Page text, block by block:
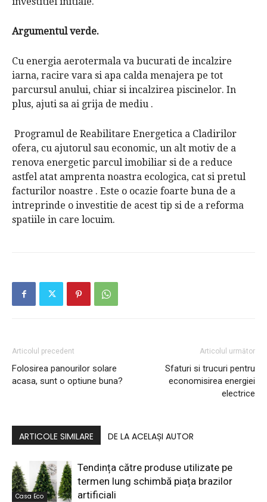
Argumentul verde.
Cu energia aerotermala va bucurati de incalzire
iarna, racire vara si apa calda menajera pe tot
parcursul anului, chiar si incalzirea piscinelor. In
plus, ajuti sa ai grija de mediu .
Programul de Reabilitare Energetica a Cladirilor
ofera, cu ajutorul sau economic, un alt motiv de a
renova energetic parcul imobiliar si de a reduce
astfel atat amprenta noastra ecologica, cat si pretul
facturilor noastre . Este o ocazie foarte buna de a
intreprinde o investitie de acest tip si de a reforma
spatiile in care locuim.
Articolul precedent
Folosirea panourilor solare
acasa, sunt o optiune buna?
Articolul următor
Sfaturi si trucuri pentru
economisirea energiei
electrice
ARTICOLE SIMILARE DE LA ACELAȘI AUTOR
Casa Eco
Tendința către produse utilizate pe
termen lung schimbă piața brazilor
artificiali